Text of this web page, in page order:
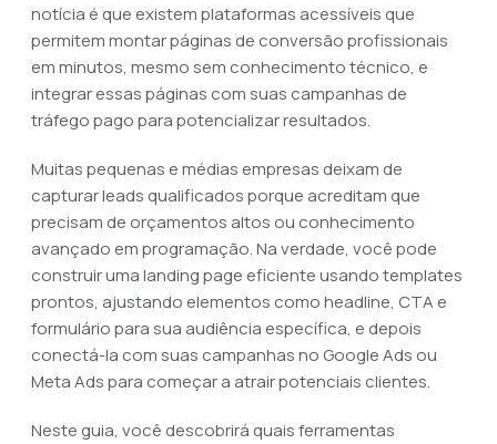
notícia é que existem plataformas acessíveis que
permitem montar páginas de conversão profissionais
em minutos, mesmo sem conhecimento técnico, e
integrar essas páginas com suas campanhas de
tráfego pago para potencializar resultados.
Muitas pequenas e médias empresas deixam de
capturar leads qualificados porque acreditam que
precisam de orçamentos altos ou conhecimento
avançado em programação. Na verdade, você pode
construir uma landing page eficiente usando templates
prontos, ajustando elementos como headline, CTA e
formulário para sua audiência específica, e depois
conectá-la com suas campanhas no Google Ads ou
Meta Ads para começar a atrair potenciais clientes.
Neste guia, você descobrirá quais ferramentas